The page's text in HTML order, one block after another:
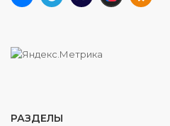
РАЗДЕЛЫ